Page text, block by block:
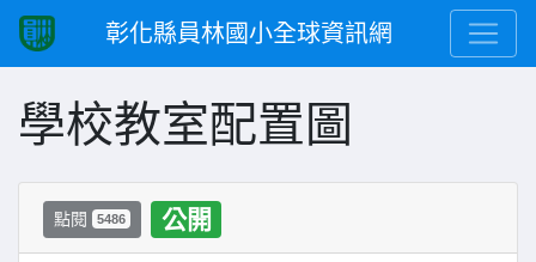
彰化縣員林國小全球資訊網
學校教室配置圖
點閱 5486 公開